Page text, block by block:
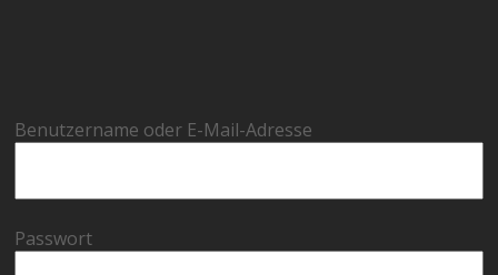
Benutzername oder E-Mail-Adresse
Passwort